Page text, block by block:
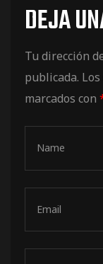
DEJA
Tu dirección
publicada.
marcados con